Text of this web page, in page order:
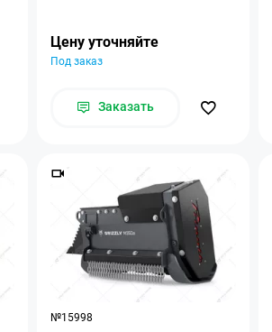
Цену уточняйте
Под заказ
Заказать
№15998